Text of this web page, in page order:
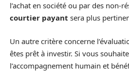
l’achat en société ou par des non-
courtier payant sera plus
Un autre critère concerne
êtes prêt à investir. Si vous
l’accompagnement humain et